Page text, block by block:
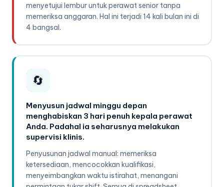
menyetujui lembur untuk perawat senior tanpa
memeriksa anggaran. Hal ini terjadi 14 kali bulan ini di
4 bangsal.
🔄
Menyusun jadwal minggu depan
menghabiskan 3 hari penuh kepala perawat
Anda. Padahal ia seharusnya melakukan
supervisi klinis.
Penyusunan jadwal manual: memeriksa
ketersediaan, mencocokkan kualifikasi,
menyeimbangkan waktu istirahat, menangani